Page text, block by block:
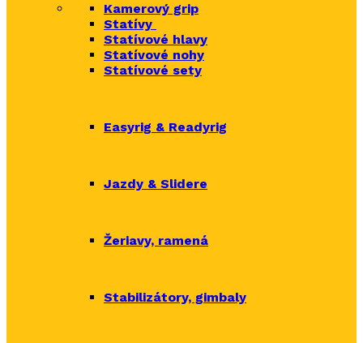
Kamerový grip
Statívy
Statívové hlavy
Statívové nohy
Statívové sety
Easyrig & Readyrig
Jazdy & Slidere
Žeriavy, ramená
Stabilizátory, gimbaly